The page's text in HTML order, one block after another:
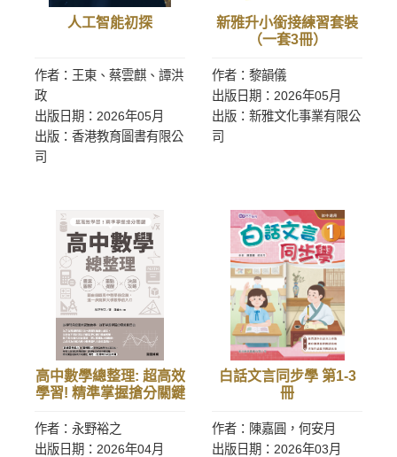
人工智能初探
作者：王東、蔡雲麒、譚洪
政
出版日期：2026年05月
出版：香港教育圖書有限公
司
新雅升小銜接練習套裝
（一套3冊）
作者：黎韻儀
出版日期：2026年05月
出版：新雅文化事業有限公
司
高中數學總整理: 超高效
學習! 精準掌握搶分關鍵
作者：永野裕之
出版日期：2026年04月
白話文言同步學 第1-3
冊
作者：陳嘉圓，何安月
出版日期：2026年03月